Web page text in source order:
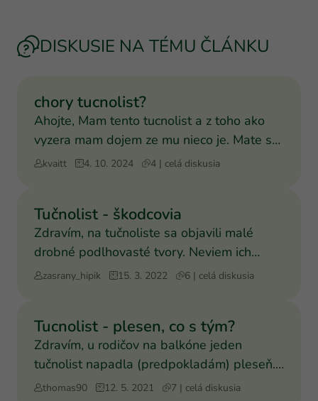
DISKUSIE NA TÉMU ČLÁNKU
chory tucnolist?
Ahojte, Mam tento tucnolist a z toho ako
vyzera mam dojem ze mu nieco je. Mate s
tym niekto skusenos
kvaitt 4. 10. 2024 4 | celá diskusia
Tučnolist - škodcovia
Zdravím, na tučnoliste sa objavili malé
drobné podlhovasté tvory. Neviem ich
identifikovať podľa žia
zasrany_hipik 15. 3. 2022 6 | celá diskusia
Tucnolist - plesen, co s tým?
Zdravím, u rodičov na balkóne jeden
tučnolist napadla (predpokladám) pleseň.
Je umiestnený v zasklen
thomas90 12. 5. 2021 7 | celá diskusia